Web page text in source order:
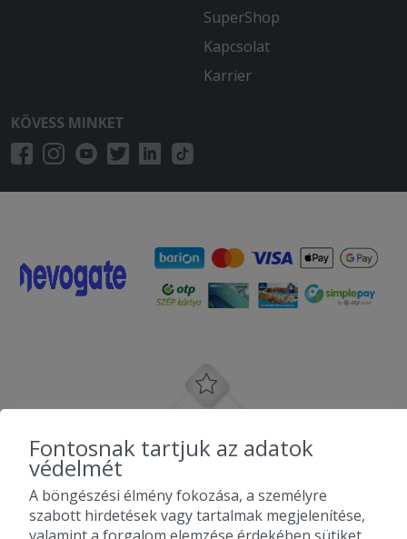
SuperShop
Kapcsolat
Karrier
KÖVESS MINKET
Fontosnak tartjuk az adatok
védelmét
A böngészési élmény fokozása, a személyre
szabott hirdetések vagy tartalmak megjelenítése,